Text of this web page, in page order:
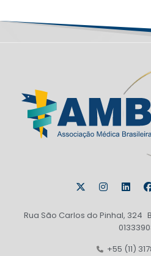
Rua São Carlos do Pinhal, 324
+55 (11)